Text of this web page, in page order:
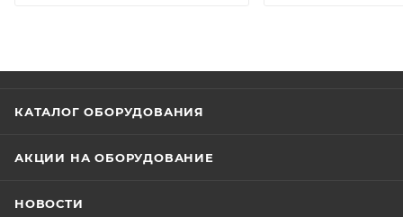
КАТАЛОГ ОБОРУДОВАНИЯ
АКЦИИ НА ОБОРУДОВАНИЕ
НОВОСТИ